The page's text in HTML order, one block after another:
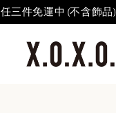
任三件免運中 (不含飾品)